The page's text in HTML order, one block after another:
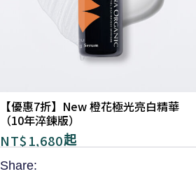
【優惠7折】New 橙花極光亮白精華
（10年淬鍊版）​
NT$1,680起
Share: